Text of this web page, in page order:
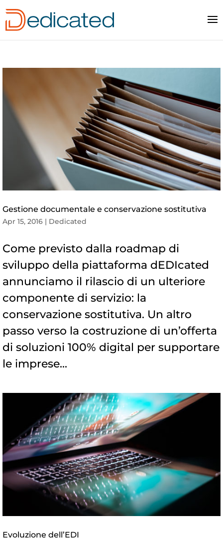
Gestione documentale e conservazione sostitutiva
Apr 15, 2016 | Dedicated
Come previsto dalla roadmap di
sviluppo della piattaforma dEDIcated
annunciamo il rilascio di un ulteriore
componente di servizio: la
conservazione sostitutiva. Un altro
passo verso la costruzione di un’offerta
di soluzioni 100% digital per supportare
le imprese...
Evoluzione dell’EDI